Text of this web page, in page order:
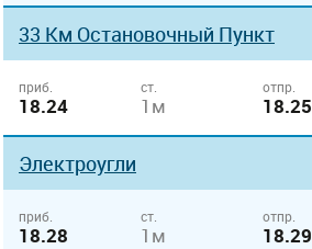
33 Км Остановочный Пункт
приб.
18.24
ст.
1м
отпр.
18.25
Электроугли
приб.
18.28
ст.
1м
отпр.
18.29